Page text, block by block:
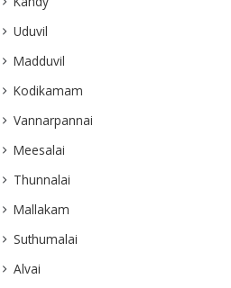
Uduvil
Madduvil
Kodikamam
Vannarpannai
Meesalai
Thunnalai
Mallakam
Suthumalai
Alvai